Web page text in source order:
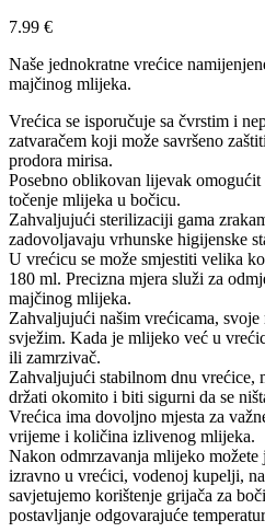
7.99 €
Naše jednokratne vrećice
majčinog mlijeka.
Vrećica se isporučuje sa čvrstim i
zatvaračem koji može savršeno
prodora mirisa.
Posebno oblikovan lijevak
točenje mlijeka u bočicu.
Zahvaljujući sterilizaciji gama
zadovoljavaju vrhunske higijenske
U vrećicu se može smjestiti velika
180 ml. Precizna mjera služi za
majčinog mlijeka.
Zahvaljujući našim vrećicama,
svježim. Kada je mlijeko već u
ili zamrzivač.
Zahvaljujući stabilnom dnu vrećice,
držati okomito i biti sigurni da se
Vrećica ima dovoljno mjesta za
vrijeme i količina izlivenog mlijeka.
Nakon odmrzavanja mlijeko možete
izravno u vrećici, vodenoj kupelji,
savjetujemo korištenje grijača za
postavljanje odgovarajuće